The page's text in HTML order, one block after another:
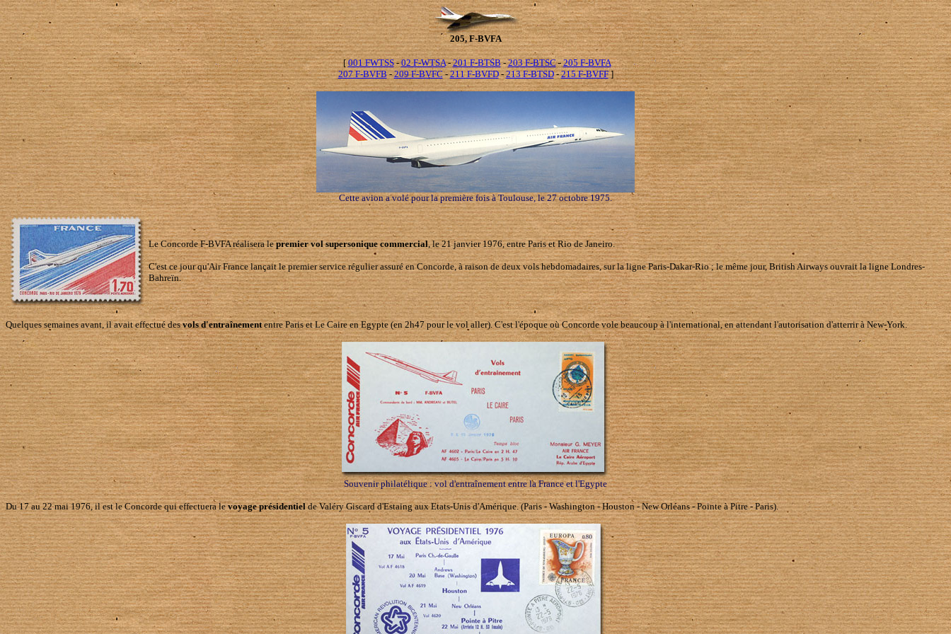
205, F-BVFA
[001 FWTSS-02 F-WTSA-201 F-BTSB-203 F-BTSC-205 F-BVFA
207 F-BVFB-209 F-BVFC-211 F-BVFD-213 F-BTSD-215 F-BVFF]
Cette avion a volé pour la première fois à Toulouse, le 27 octobre 1975.
Le Concorde F-BVFA réalisera lepremier vol supersonique commercial, le 21 janvier 1976, entre Paris et Rio de Janeiro.
C'est ce jour qu'Air France lançait le premier service régulier assuré en Concorde, à raison de deux vols hebdomadaires, sur la ligne Paris-Dakar-Rio ; le même jour, British Airways ouvrait la ligne Londres-
Bahreïn.
Quelques semaines avant, il avait effectué desvols d'entraînemententre Paris et Le Caire en Egypte (en 2h47 pour le vol aller). C'est l'époque où Concorde vole beaucoup à l'international, en attendant l'autorisation d'atterrir à New-York.
Souvenir philatélique : vol d'entraînement entre la France et l'Egypte
Du 17 au 22 mai 1976, il est le Concorde qui effectuera levoyage présidentielde Valéry Giscard d'Estaing aux Etats-Unis d'Amérique. (Paris - Washington - Houston - New Orléans - Pointe à Pitre - Paris).